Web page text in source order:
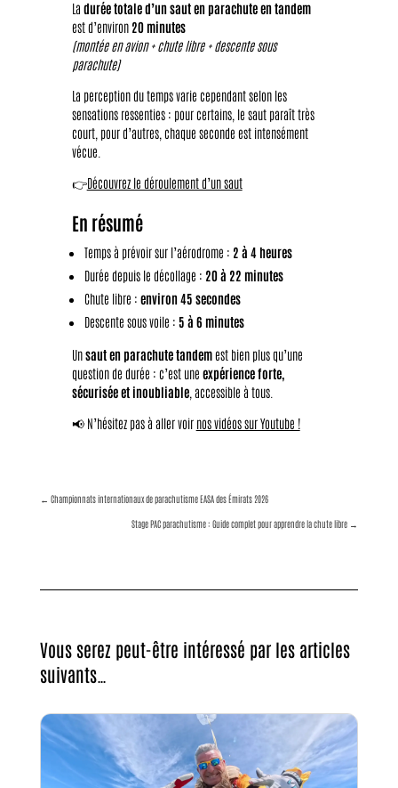
La durée totale d’un saut en parachute en tandem
est d’environ 20 minutes
(montée en avion + chute libre + descente sous
parachute)
La perception du temps varie cependant selon les
sensations ressenties : pour certains, le saut paraît très
court, pour d’autres, chaque seconde est intensément
vécue.
👉Découvrez le déroulement d’un saut
En résumé
Temps à prévoir sur l’aérodrome : 2 à 4 heures
Durée depuis le décollage : 20 à 22 minutes
Chute libre : environ 45 secondes
Descente sous voile : 5 à 6 minutes
Unsaut en parachute tandemest bien plus qu’une
question de durée : c’est une expérience forte,
sécurisée et inoubliable, accessible à tous.
📢 N’hésitez pas à aller voir nos vidéos sur Youtube !
← Championnats internationaux de parachutisme EASA des Émirats 2026
Stage PAC parachutisme : Guide complet pour apprendre la chute libre →
Vous serez peut-être intéressé par les articles
suivants…